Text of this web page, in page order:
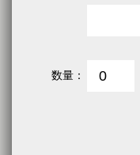
数量：